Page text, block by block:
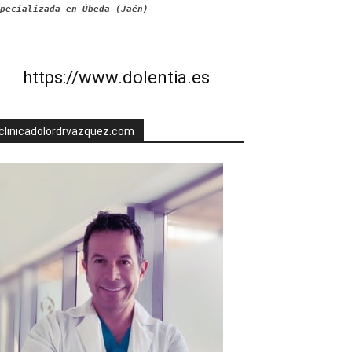
en Úbeda (Jaén)
https://www.dolentia.es